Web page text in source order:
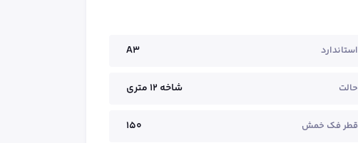
استاندارد A3
حالت شاخه ۱۲ متری
قطر فک خمش 150